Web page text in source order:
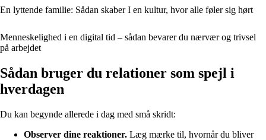
En lyttende familie: Sådan skaber I en kultur, hvor alle føler sig hørt
Menneskelighed i en digital tid – sådan bevarer du nærvær og trivsel
på arbejdet
Sådan bruger du relationer som spejl i
hverdagen
Du kan begynde allerede i dag med små skridt:
Observer dine reaktioner. Læg mærke til, hvornår du bliver